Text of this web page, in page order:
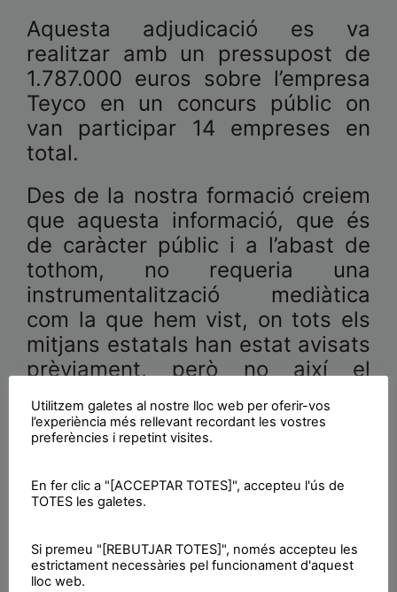
Aquesta adjudicació es va
realitzar amb un pressupost de
1.787.000 euros sobre l’empresa
Teyco en un concurs públic on
van participar 14 empreses en
total.
Des de la nostra formació creiem
que aquesta informació, que és
de caràcter públic i a l’abast de
tothom, no requeria una
instrumentalització mediàtica
com la que hem vist, on tots els
mitjans estatals han estat avisats
prèviament, però no així el
assabentat pels mitjans.
Denunciem que amb un simple
reclamació de l’expedient n’hi
hauria hagut prou per rebre la
documentació esmentada i que
aquesta mediatització dóna a
Utilitzem galetes al nostre lloc web per oferir-vos
l’experiència més rellevant recordant les vostres
preferències i repetint visites.
En fer clic a "[ACCEPTAR TOTES]", accepteu l'ús de
TOTES les galetes.
Si premeu "[REBUTJAR TOTES]", només accepteu les
estrictament necessàries pel funcionament d'aquest
lloc web.